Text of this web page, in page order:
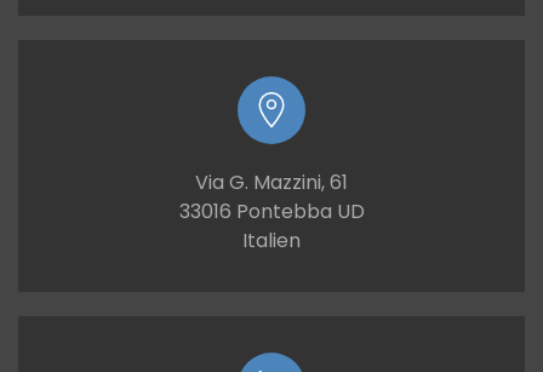
Via G. Mazzini, 61
33016 Pontebba UD
Italien